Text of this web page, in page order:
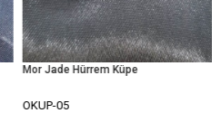
Mor Jade Hürrem Küpe
OKUP-05